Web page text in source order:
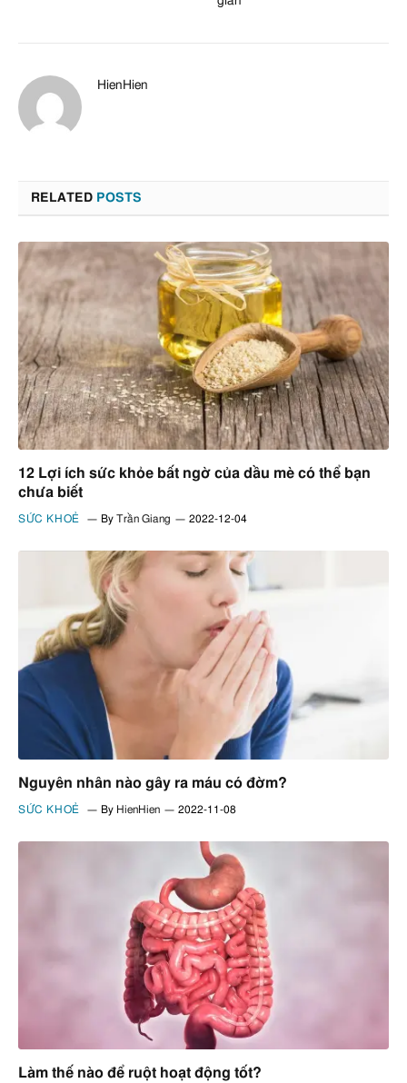
HienHien
RELATED POSTS
12 Lợi ích sức khỏe bất ngờ của dầu mè có thể bạn
chưa biết
SỨC KHOẺ By Trần Giang 2022-12-04
Nguyên nhân nào gây ra máu có đờm?
SỨC KHOẺ By HienHien 2022-11-08
Làm thế nào để ruột hoạt động tốt?